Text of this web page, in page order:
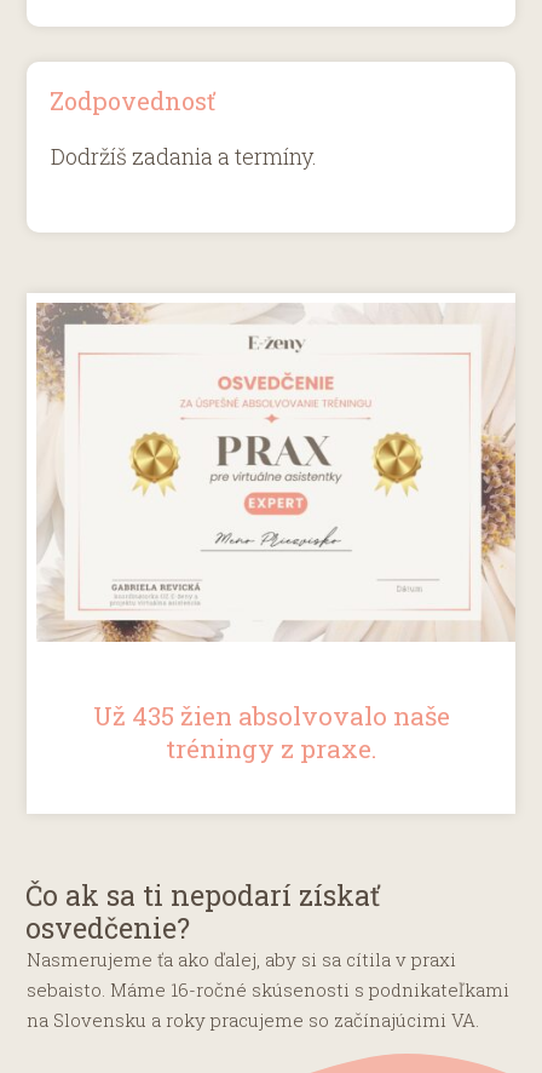
Zodpovednosť
Dodržíš zadania a termíny.
Už 435 žien absolvovalo naše
tréningy z praxe.
Čo ak sa ti nepodarí získať
osvedčenie?
Nasmerujeme ťa ako ďalej, aby si sa cítila v praxi
sebaisto. Máme 16-ročné skúsenosti s podnikateľkami
na Slovensku a roky pracujeme so začínajúcimi VA.